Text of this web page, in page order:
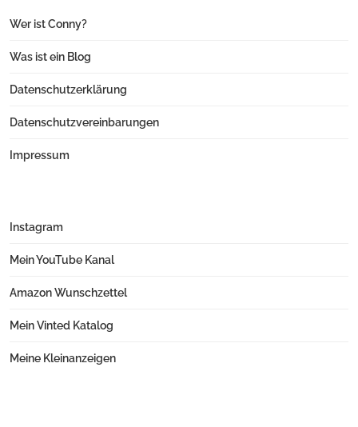
Wer ist Conny?
Was ist ein Blog
Datenschutzerklärung
Datenschutzvereinbarungen
Impressum
Instagram
Mein YouTube Kanal
Amazon Wunschzettel
Mein Vinted Katalog
Meine Kleinanzeigen